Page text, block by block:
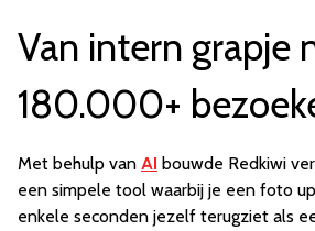
Van intern grapje
180.000+
Met behulp van AI bouwde Redkiwi
een simpele tool waarbij je een foto
enkele seconden jezelf terugziet als